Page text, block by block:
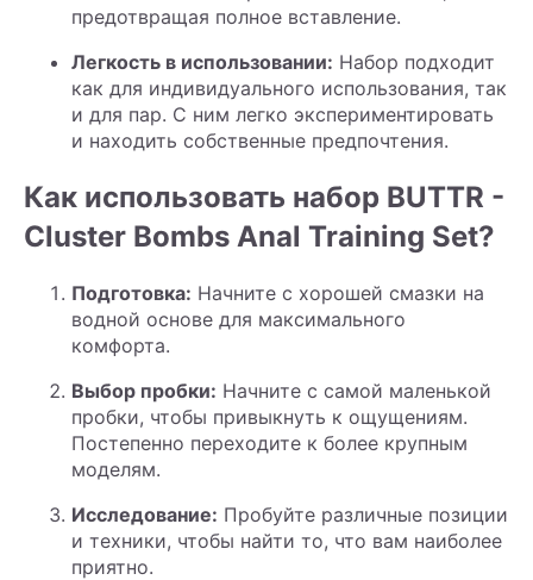
предотвращая полное вставление.
Легкость в использовании: Набор подходит
как для индивидуального использования, так
и для пар. С ним легко экспериментировать
и находить собственные предпочтения.
Как использовать набор BUTTR -
Cluster Bombs Anal Training Set?
Подготовка: Начните с хорошей смазки на
водной основе для максимального
комфорта.
Выбор пробки: Начните с самой маленькой
пробки, чтобы привыкнуть к ощущениям.
Постепенно переходите к более крупным
моделям.
Исследование: Пробуйте различные позиции
и техники, чтобы найти то, что вам наиболее
приятно.